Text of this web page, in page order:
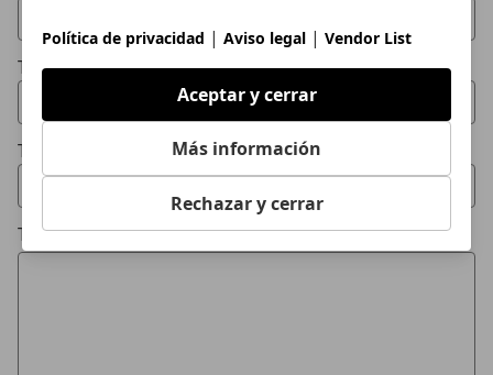
Tu email
Tu teléfono (opcional)
Tu mensaje
Política de privacidad | Aviso legal | Vendor List
Aceptar y cerrar
Más información
Rechazar y cerrar